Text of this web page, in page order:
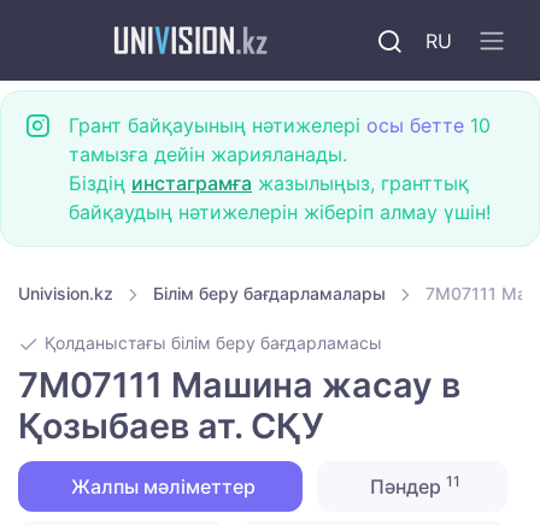
RU
Грант байқауының нәтижелері осы бетте 10
тамызға дейін жарияланады.
Біздің инстаграмға жазылыңыз, гранттық
байқаудың нәтижелерін жіберіп алмау үшін!
Univision.kz Білім беру бағдарламалары 7M07111
Қолданыстағы білім беру бағдарламасы
7M07111 Машина жасау в
Қозыбаев ат. СҚУ
Жалпы мәліметтер Пәндер 11